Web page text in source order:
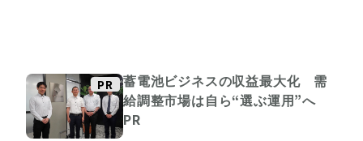
PR
蓄電池ビジネスの収益最大化 需
給調整市場は自ら“選ぶ運用”へ
PR